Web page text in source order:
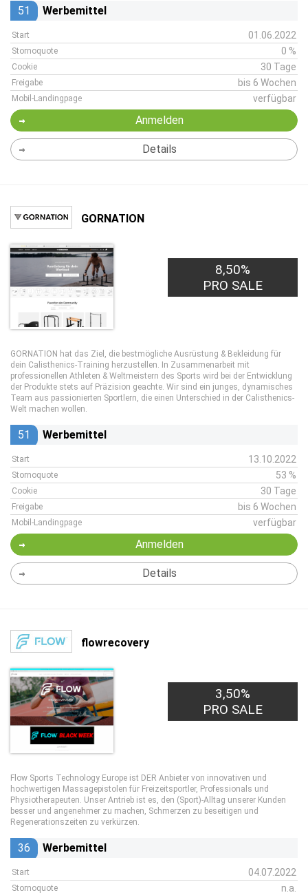
51 Werbemittel
Start 01.06.2022
Stornoquote 0 %
Cookie 30 Tage
Freigabe bis 6 Wochen
Mobil-Landingpage verfügbar
Anmelden
Details
GORNATION
8,50%
PRO SALE
GORNATION hat das Ziel, die bestmögliche Ausrüstung & Bekleidung für
dein Calisthenics-Training herzustellen. In Zusammenarbeit mit
professionellen Athleten & Weltmeistern des Sports wird bei der Entwicklung
der Produkte stets auf Präzision geachte. Wir sind ein junges, dynamisches
Team aus passionierten Sportlern, die einen Unterschied in der Calisthenics-
Welt machen wollen.
51 Werbemittel
Start 13.10.2022
Stornoquote 53 %
Cookie 30 Tage
Freigabe bis 6 Wochen
Mobil-Landingpage verfügbar
Anmelden
Details
flowrecovery
3,50%
PRO SALE
Flow Sports Technology Europe ist DER Anbieter von innovativen und
hochwertigen Massagepistolen für Freizeitsportler, Professionals und
Physiotherapeuten. Unser Antrieb ist es, den (Sport)-Alltag unserer Kunden
besser und angenehmer zu machen, Schmerzen zu beseitigen und
Regenerationszeiten zu verkürzen.
36 Werbemittel
Start 04.07.2022
Stornoquote n.a.